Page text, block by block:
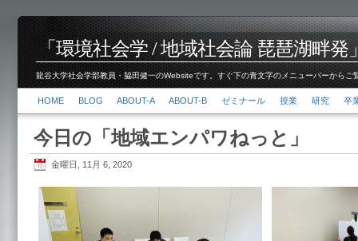
「環境社会学 / 地域社会論 琵琶湖畔発
龍谷大学社会学部教員・脇田健一のWebsiteです。すぐ下の青文字のメニューバーから
HOME BLOG ABOUT-A ABOUT-B ゼミナール 授業 研究 卒
今日の「地域エンパワねっと」
金曜日, 11月 6, 2020